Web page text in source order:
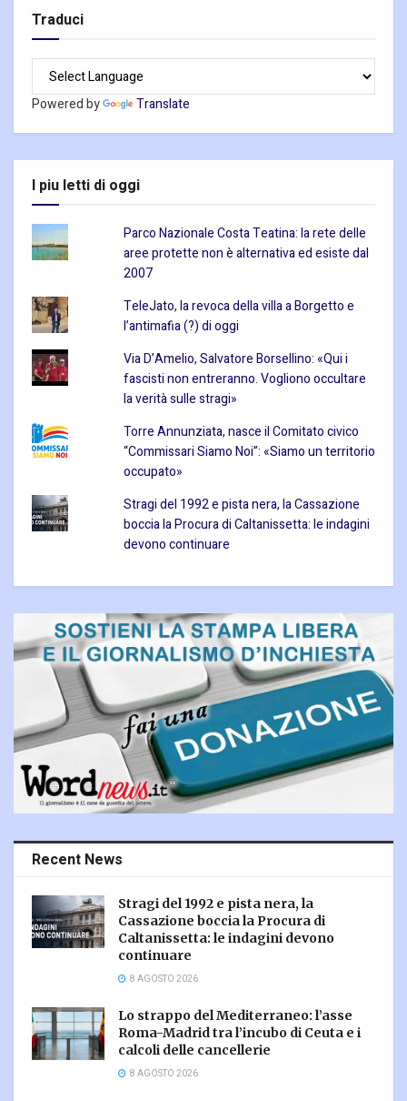
Traduci
Powered by Translate
I piu letti di oggi
Parco Nazionale Costa Teatina: la rete delle
aree protette non è alternativa ed esiste dal
2007
TeleJato, la revoca della villa a Borgetto e
l’antimafia (?) di oggi
Via D’Amelio, Salvatore Borsellino: «Qui i
fascisti non entreranno. Vogliono occultare
la verità sulle stragi»
Torre Annunziata, nasce il Comitato civico
“Commissari Siamo Noi”: «Siamo un territorio
occupato»
Stragi del 1992 e pista nera, la Cassazione
boccia la Procura di Caltanissetta: le indagini
devono continuare
Recent News
Stragi del 1992 e pista nera, la
Cassazione boccia la Procura di
Caltanissetta: le indagini devono
continuare
8 AGOSTO 2026
Lo strappo del Mediterraneo: l’asse
Roma-Madrid tra l’incubo di Ceuta e i
calcoli delle cancellerie
8 AGOSTO 2026